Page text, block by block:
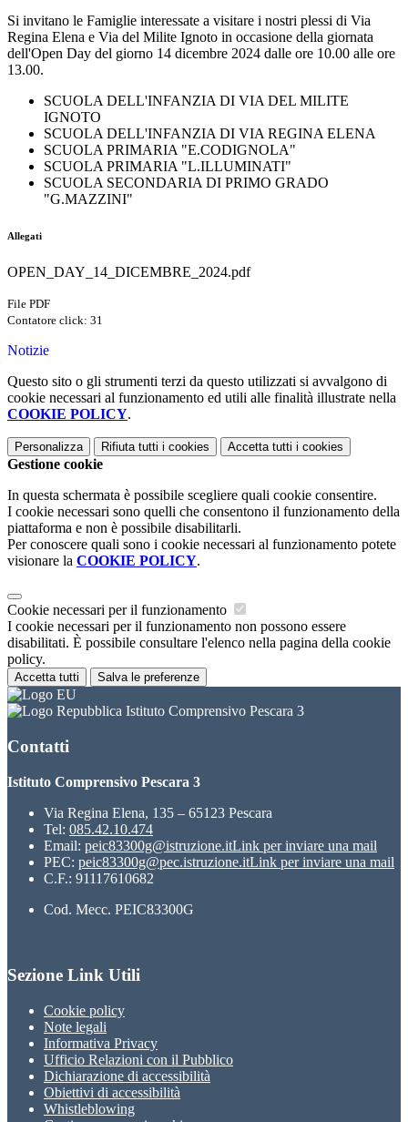
Si invitano le Famiglie interessate a visitare i nostri plessi di Via
Regina Elena e Via del Milite Ignoto in occasione della giornata
dell'Open Day del giorno 14 dicembre 2024 dalle ore 10.00 alle ore
13.00.
SCUOLA DELL'INFANZIA DI VIA DEL MILITE
IGNOTO
SCUOLA DELL'INFANZIA DI VIA REGINA ELENA
SCUOLA PRIMARIA "E.CODIGNOLA"
SCUOLA PRIMARIA "L.ILLUMINATI"
SCUOLA SECONDARIA DI PRIMO GRADO
"G.MAZZINI"
Allegati
OPEN_DAY_14_DICEMBRE_2024.pdf
File PDF
Contatore click: 31
Notizie
Questo sito o gli strumenti terzi da questo utilizzati si avvalgono di
cookie necessari al funzionamento ed utili alle finalità illustrate nella
COOKIE POLICY.
Personalizza Rifiuta tutti i cookies Accetta tutti i cookies
Gestione cookie
In questa schermata è possibile scegliere quali cookie consentire.
I cookie necessari sono quelli che consentono il funzionamento della
piattaforma e non è possibile disabilitarli.
Per conoscere quali sono i cookie necessari al funzionamento potete
visionare la COOKIE POLICY.
Cookie necessari per il funzionamento
I cookie necessari per il funzionamento non possono essere
disabilitati. È possibile consultare l'elenco nella pagina della cookie
policy.
Accetta tutti Salva le preferenze
Istituto Comprensivo Pescara 3
Contatti
Istituto Comprensivo Pescara 3
Via Regina Elena, 135 – 65123 Pescara
Tel: 085.42.10.474
Email: peic83300g@istruzione.itLink per inviare una mail
PEC: peic83300g@pec.istruzione.itLink per inviare una mail
C.F.: 91117610682
Cod. Mecc. PEIC83300G
Sezione Link Utili
Cookie policy
Note legali
Informativa Privacy
Ufficio Relazioni con il Pubblico
Dichiarazione di accessibilità
Obiettivi di accessibilità
Whistleblowing